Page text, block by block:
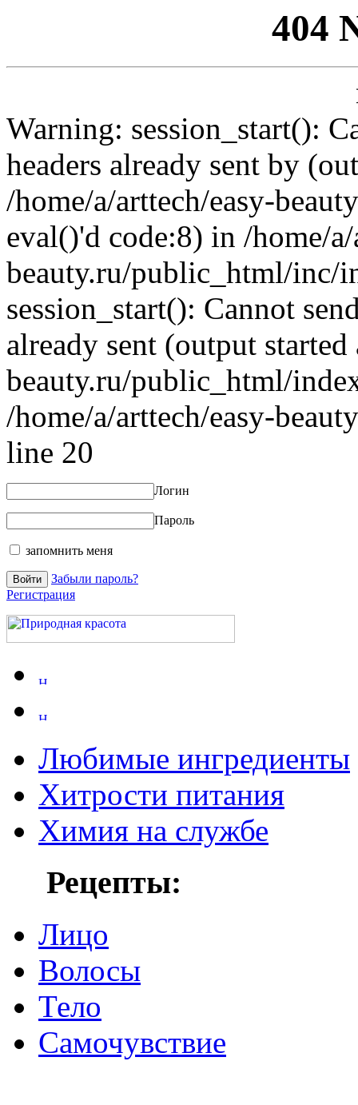
404
Warning: session_start():
headers already sent by
/home/a/arttech/easy-
eval()'d code:8) in /home/
beauty.ru/public_html/inc/
session_start(): Cannot
already sent (output
beauty.ru/public_html/
/home/a/arttech/easy-
line 20
Логин
Пароль
запомнить меня
Забыли пароль?
Регистрация
Любимые ингредиенты
Хитрости питания
Химия на службе
Рецепты:
Лицо
Волосы
Тело
Самочувствие